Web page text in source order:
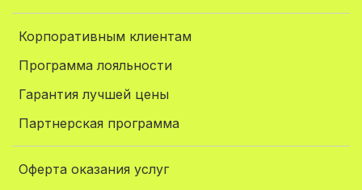
Корпоративным клиентам
Программа лояльности
Гарантия лучшей цены
Партнерская программа
Оферта оказания услуг